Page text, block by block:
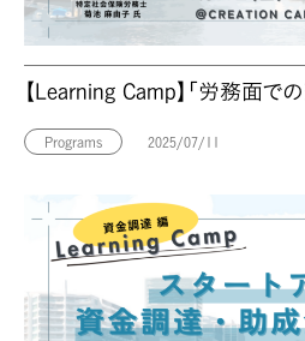
【Learning Camp】「労務面で
Programs 2025/07/11